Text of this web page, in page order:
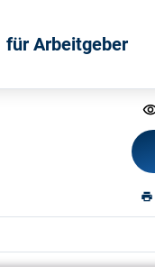
für Arbeitgeber